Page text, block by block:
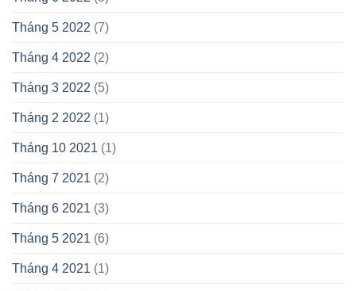
Tháng 5 2022 (7)
Tháng 4 2022 (2)
Tháng 3 2022 (5)
Tháng 2 2022 (1)
Tháng 10 2021 (1)
Tháng 7 2021 (2)
Tháng 6 2021 (3)
Tháng 5 2021 (6)
Tháng 4 2021 (1)